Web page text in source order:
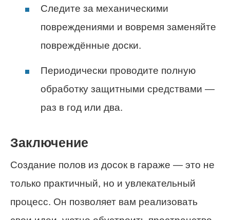
Следите за механическими
повреждениями и вовремя заменяйте
повреждённые доски.
Периодически проводите полную
обработку защитными средствами —
раз в год или два.
Заключение
Создание полов из досок в гараже — это не
только практичный, но и увлекательный
процесс. Он позволяет вам реализовать